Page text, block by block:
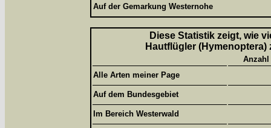
Auf der Gemarkung Westernohe
Diese Statistik zeigt, wie
Hautflügler
Alle Arten meiner Page
Auf dem Bundesgebiet
Im Bereich Westerwald